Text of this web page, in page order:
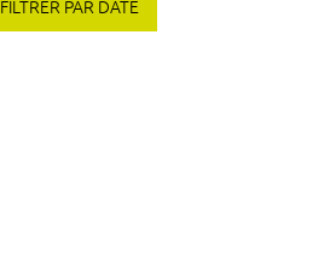
FILTRER PAR DATE